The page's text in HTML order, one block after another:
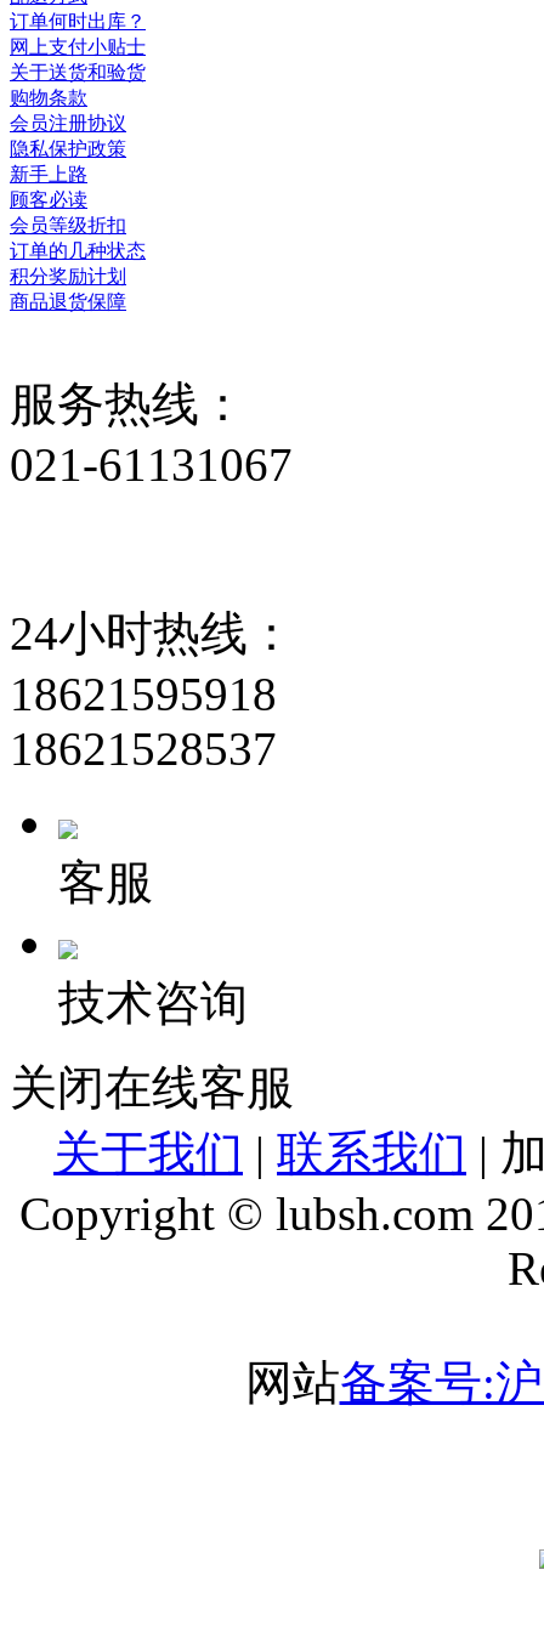
订单何时出库？
网上支付小贴士
关于送货和验货
购物条款
会员注册协议
隐私保护政策
新手上路
顾客必读
会员等级折扣
订单的几种状态
积分奖励计划
商品退货保障
服务热线：
021-61131067
24小时热线：
18621595918
18621528537
客服
技术咨询
关闭在线客服
关于我们 | 联系我们 |
Copyright © lubsh.com
网站备案号: